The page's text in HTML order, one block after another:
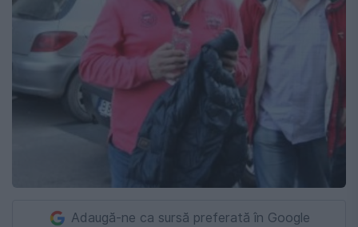
Adaugă-ne ca sursă preferată în Google